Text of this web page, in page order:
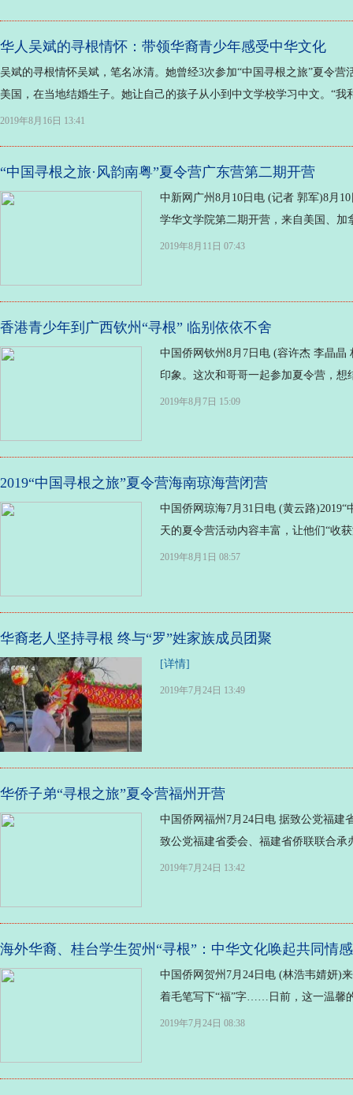
华人吴斌的寻根情怀：带领华裔青少年感受中华文化
吴斌的寻根情怀吴斌，笔名冰清。她曾经3次参加“中国寻根之旅”夏令
美国，在当地结婚生子。她让自己的孩子从小到中文学校学习中文。“
2019年8月16日 13:41
“中国寻根之旅·风韵南粤”夏令营广东营第二期开营
中新网广州8月10日电 (记者 郭军)8月
学华文学院第二期开营，来自美国、加
2019年8月11日 07:43
香港青少年到广西钦州“寻根” 临别依依不舍
中国侨网钦州8月7日电 (容许杰 李晶
印象。这次和哥哥一起参加夏令营，
2019年8月7日 15:09
2019“中国寻根之旅”夏令营海南琼海营闭营
中国侨网琼海7月31日电 (黄云路
天的夏令营活动内容丰富，让他们“收
2019年8月1日 08:57
华裔老人坚持寻根 终与“罗”姓家族成员团聚
[详情]
2019年7月24日 13:49
华侨子弟“寻根之旅”夏令营福州开营
中国侨网福州7月24日电 据致公党福建
致公党福建省委会、福建省侨联联合
2019年7月24日 13:42
海外华裔、桂台学生贺州“寻根”：中华文化唤起共同情感
中国侨网贺州7月24日电 (林浩韦婧妍)
着毛笔写下“福”字……日前，这一温馨
2019年7月24日 08:38